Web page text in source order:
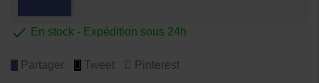
 En stock - Expédition sous 24h
Partager Tweet Pinterest